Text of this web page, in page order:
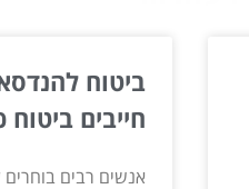
ביטוח
חייבים ביטוח
אנשים רבים בוחרים